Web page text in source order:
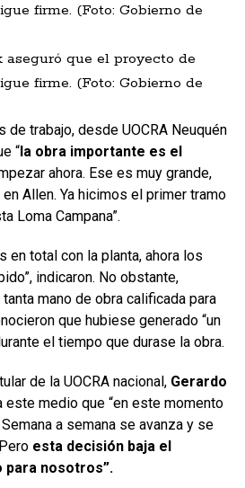
que el proyecto de
firme. (Foto: Gobierno de
de trabajo, desde UOCRA Neuquén
“ la obra importante es el
ahora. Ese es muy grande,
Allen. Ya hicimos el primer tramo
Loma Campana”.
en total con la planta, ahora los
indicaron. No obstante,
mano de obra calificada para
que hubiese generado “un
el tiempo que durase la obra.
de la UOCRA nacional, Gerardo
este medio que “en este momento
a semana se avanza y se
esta decisión baja el
para nosotros”.